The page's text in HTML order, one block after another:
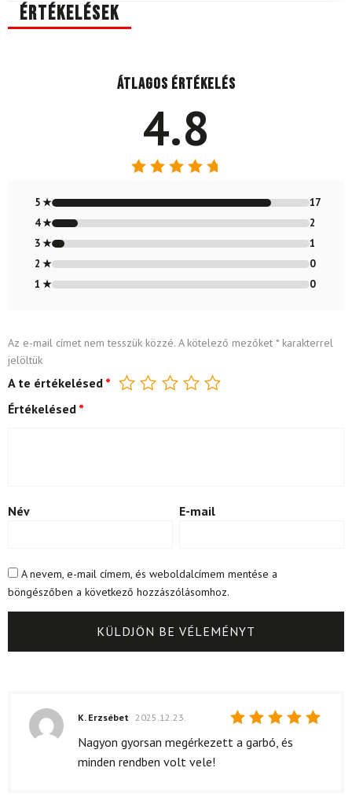
Értékelések
Átlagos értékelés
4.8
4.8/ 5
5 ★
17
4 ★
2
3 ★
1
2 ★
0
1 ★
0
Az e-mail címet nem tesszük közzé. A kötelező mezőket *karakterrel
jelöltük
A te értékelésed *
Értékelésed *
Név E-mail
A nevem, e-mail címem, és weboldalcímem mentése a
böngészőben a következő hozzászólásomhoz.
Értékelés:
/ 5
K. Erzsébet 2025.12.23.
Nagyon gyorsan megérkezett a garbó, és
minden rendben volt vele!